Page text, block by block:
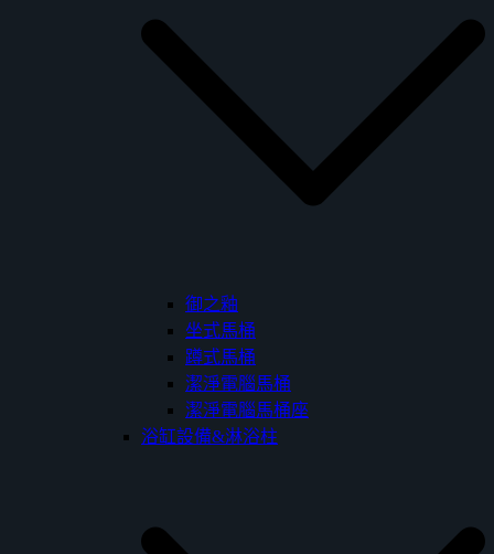
御之釉
坐式馬桶
蹲式馬桶
潔淨電腦馬桶
潔淨電腦馬桶座
浴缸設備&淋浴柱